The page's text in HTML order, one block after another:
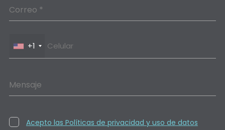
Correo *
+1
Mensaje
Acepto las Políticas de privacidad y uso de datos